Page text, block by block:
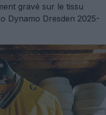
gravé sur le tissu
Dynamo Dresden 2025-